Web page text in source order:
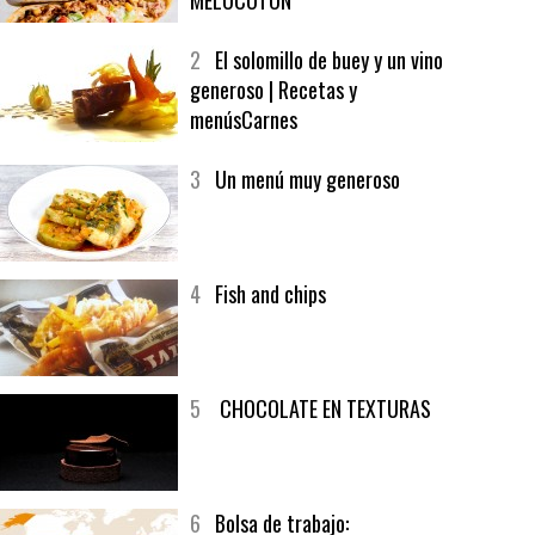
SOFRITO DE TOMATE AL CAFÉ Y
MELOCOTÓN
generoso | Recetas y